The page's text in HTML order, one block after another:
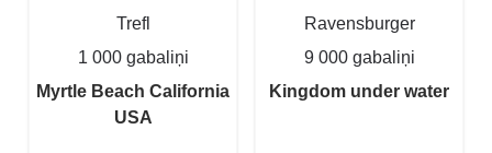
Trefl
1 000 gabaliņi
Myrtle Beach California
USA
Ravensburger
9 000 gabaliņi
Kingdom under water